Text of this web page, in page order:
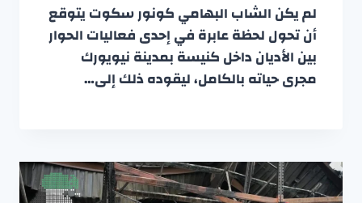
لم يكن الشاب البهامي كونور سكوت يتوقع
أن تحول لحظة عابرة في إحدى فعاليات الحوار
بين الأديان داخل كنيسة بمدينة نيويورك
مجرى حياته بالكامل، ليقوده ذلك إلى…